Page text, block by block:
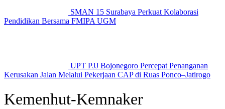
SMAN 15 Surabaya Perkuat Kolaborasi
Pendidikan Bersama FMIPA UGM
UPT PJJ Bojonegoro Percepat Penanganan
Kerusakan Jalan Melalui Pekerjaan CAP di Ruas Ponco–Jatirogo
Kemenhut-Kemnaker